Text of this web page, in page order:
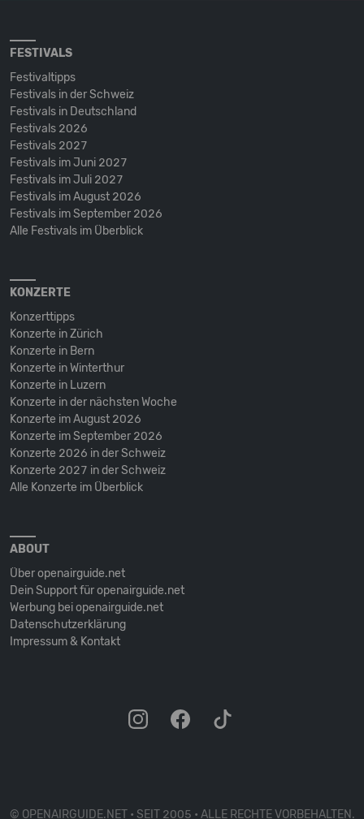
FESTIVALS
Festivaltipps
Festivals in der Schweiz
Festivals in Deutschland
Festivals 2026
Festivals 2027
Festivals im Juni 2027
Festivals im Juli 2027
Festivals im August 2026
Festivals im September 2026
Alle Festivals im Überblick
KONZERTE
Konzerttipps
Konzerte in Zürich
Konzerte in Bern
Konzerte in Winterthur
Konzerte in Luzern
Konzerte in der nächsten Woche
Konzerte im August 2026
Konzerte im September 2026
Konzerte 2026 in der Schweiz
Konzerte 2027 in der Schweiz
Alle Konzerte im Überblick
ABOUT
Über openairguide.net
Dein Support für openairguide.net
Werbung bei openairguide.net
Datenschutz­erklärung
Impressum & Kontakt
© OPENAIRGUIDE.NET • SEIT 2005 • ALLE RECHTE VORBEHALTEN.